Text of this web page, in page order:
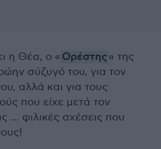
η Θέα, ο « Ορέστης» της
σύζυγό του, για τον
αλλά και για τους
που είχε μετά τον
... φιλικές σχέσεις που